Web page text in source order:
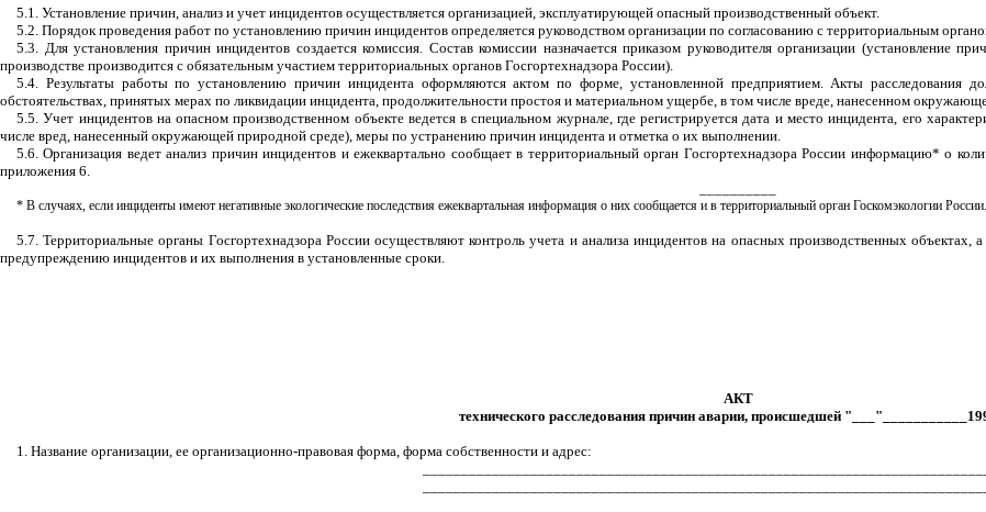
5.1. Установление причин, анализ и учет инцидентов осуществляется организацией, эксплуатирующей опасный производственный объект.
5.2. Порядок проведения работ по установлению причин инцидентов определяется руководством организации по согласованию с территориальным
5.3. Для установления причин инцидентов создается комиссия. Состав комиссии назначается приказом руководителя организации (установление
производстве производится с обязательным участием территориальных органов Госгортехнадзора России).
5.4. Результаты работы по установлению причин инцидента оформляются актом по форме, установленной предприятием. Акты
обстоятельствах, принятых мерах по ликвидации инцидента, продолжительности простоя и материальном ущербе, в том числе вреде, нанесенном
5.5. Учет инцидентов на опасном производственном объекте ведется в специальном журнале, где регистрируется дата и место инцидента, его
числе вред, нанесенный окружающей природной среде), меры по устранению причин инцидента и отметка о их выполнении.
5.6. Организация ведет анализ причин инцидентов и ежеквартально сообщает в территориальный орган Госгортехнадзора России информацию* о
приложения 6.
* В случаях, если инциденты имеют негативные экологические последствия ежеквартальная информация о них сообщается и в территориальный орган Госкомэкологии России.
5.7. Территориальные органы Госгортехнадзора России осуществляют контроль учета и анализа инцидентов на опасных производственных
предупреждению инцидентов и их выполнения в установленные сроки.
АКТ
технического расследования причин аварии, происшедшей
1. Название организации, ее организационно-правовая форма, форма собственности и адрес: